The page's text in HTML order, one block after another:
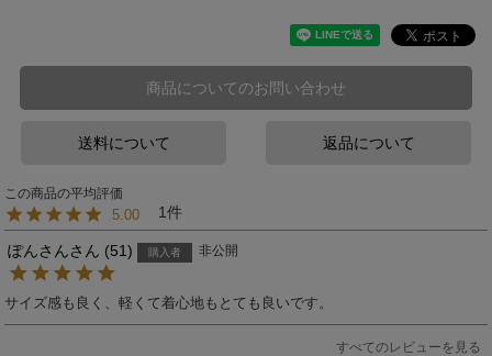
商品についてのお問い合わせ
送料について 返品について
5.00 1
ぽんさん 51 購入者 非公開
サイズ感も良く、軽くて着心地もとても良いです。
すべてのレビューを見る